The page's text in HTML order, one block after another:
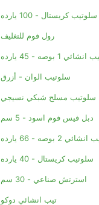
سلوتيب كريستال - 100 يارده
رول فوم للتغليف
انشائي 1 بوصه - 45 يارده
سلوتيب الوان - أزرق
سلوتيب مسلح شبكي نسيجي
دبل فيس فوم اسود - 5 سم
2 بوصه - 66 يارده
سلوتيب كريستال - 40 يارده
استرتش صناعي - 30 سم
تيب انشائي دوكو